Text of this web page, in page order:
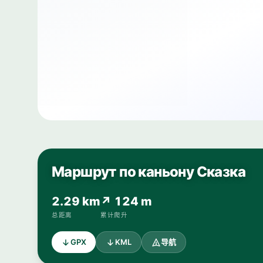
Маршрут по каньону Сказка
2.29 km
总距离
↗ 124 m
累计爬升
GPX KML 导航